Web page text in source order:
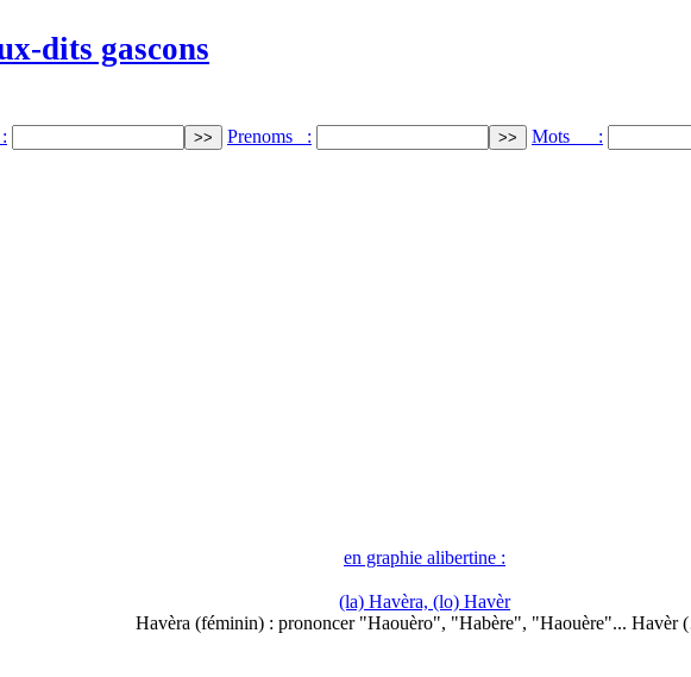
dits gascons
Prenoms : Mots :
en graphie alibertine :
(la) Havèra, (lo) Havèr
Havèra (féminin) : prononcer "Haouèro", "Habère", "Haouère"... Havèr